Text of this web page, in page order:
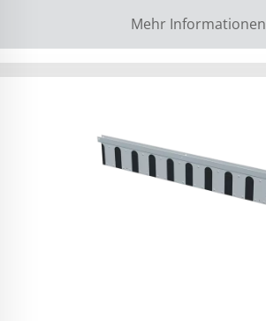
Mehr Informationen